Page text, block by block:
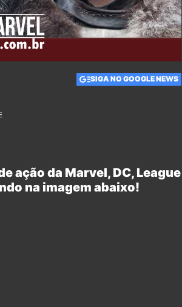
SIGA NO GOOGLE NEWS
ação da Marvel, DC, League
na imagem abaixo!